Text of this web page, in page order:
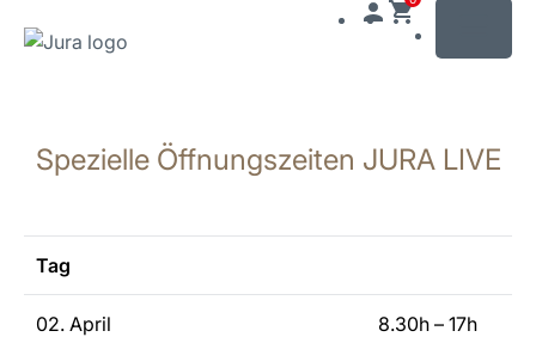
wechseln
wechseln
Spezielle Öffnungszeiten JURA LIVE
Tag
02. April 8.30h – 17h